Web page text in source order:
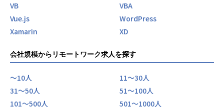
VB
VBA
Vue.js
WordPress
Xamarin
XD
会社規模からリモートワーク求人を探す
〜10人
11〜30人
31〜50人
51〜100人
101〜500人
501〜1000人